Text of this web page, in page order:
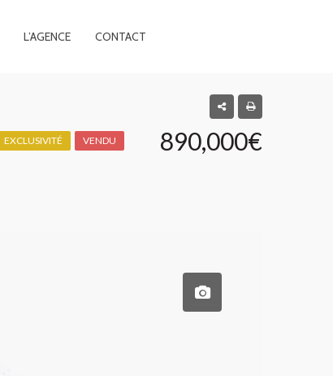
L’AGENCE CONTACT
EXCLUSIVITÉ VENDU 890,000€